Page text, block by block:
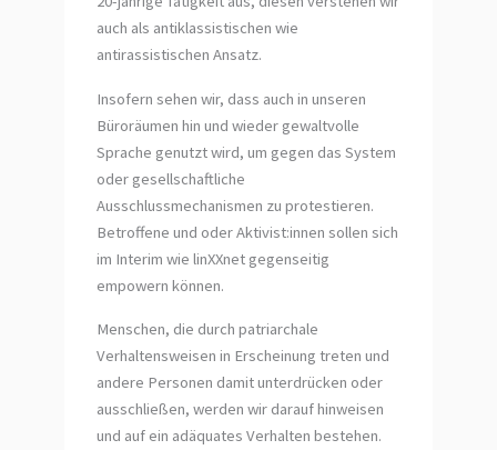
auch als antiklassistischen wie
antirassistischen Ansatz.
Insofern sehen wir, dass auch in unseren
Büroräumen hin und wieder gewaltvolle
Sprache genutzt wird, um gegen das System
oder gesellschaftliche
Ausschlussmechanismen zu protestieren.
Betroffene und oder Aktivist:innen sollen sich
im Interim wie linXXnet gegenseitig
empowern können.
Menschen, die durch patriarchale
Verhaltensweisen in Erscheinung treten und
andere Personen damit unterdrücken oder
ausschließen, werden wir darauf hinweisen
und auf ein adäquates Verhalten bestehen.